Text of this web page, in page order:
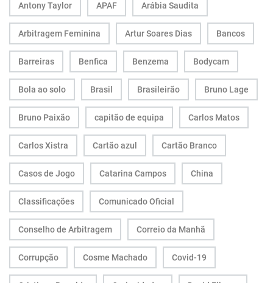
Antony Taylor APAF Arábia Saudita
Arbitragem Feminina Artur Soares Dias Bancos
Barreiras Benfica Benzema Bodycam
Bola ao solo Brasil Brasileirão Bruno Lage
Bruno Paixão capitão de equipa Carlos Matos
Carlos Xistra Cartão azul Cartão Branco
Casos de Jogo Catarina Campos China
Classificações Comunicado Oficial
Conselho de Arbitragem Correio da Manhã
Corrupção Cosme Machado Covid-19